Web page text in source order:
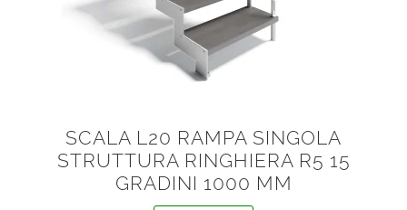
SCALA L20 RAMPA SINGOLA
STRUTTURA RINGHIERA R5 15
GRADINI 1000 MM